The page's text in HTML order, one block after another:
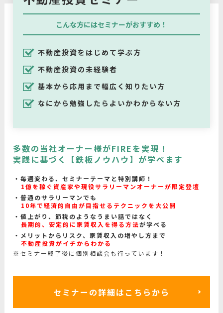
こんな方にはセミナーがおすすめ！
不動産投資をはじめて学ぶ方
不動産投資の未経験者
基本から応用まで幅広く知りたい方
なにから勉強したらよいかわからない方
多数の当社オーナー様がFIREを実現！
実践に基づく【鉄板ノウハウ】が学べます
毎週変わる、セミナーテーマと特別講師！
1億を稼ぐ資産家や現役サラリーマンオーナーが限定登壇
普通のサラリーマンでも
10年で経済的自由が目指せるテクニックを大公開
値上がり、節税のようなうまい話ではなく
長期的、安定的に家賃収入を得る方法が学べる
メリットからリスク、家賃収入の増やし方まで
不動産投資がイチからわかる
※セミナー終了後に個別相談会も行っています！
セミナーの詳細はこちらから